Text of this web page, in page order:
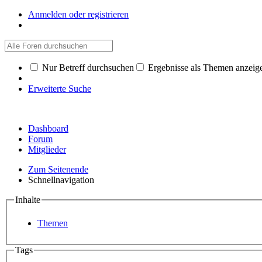
Anmelden oder registrieren
Nur Betreff durchsuchen Ergebnisse als Themen
Erweiterte Suche
Dashboard
Forum
Mitglieder
Zum Seitenende
Schnellnavigation
Inhalte
Themen
Tags